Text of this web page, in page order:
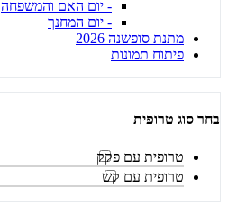
- יום האם והמשפחה
- יום המחנך
מתנת סופשנה 2026
פיתוח תמונות
בחר סוג טרופית
טרופית עם פקק
טרופית עם קש